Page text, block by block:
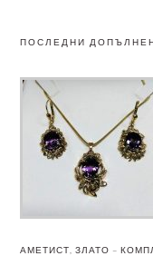
ПОСЛЕДНИ
АМЕТИСТ, ЗЛАТО –